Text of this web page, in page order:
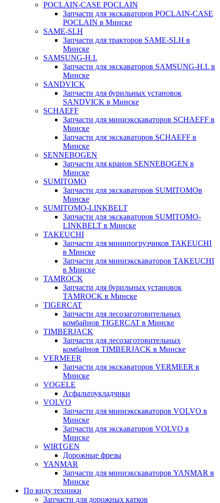
POCLAIN-CASE POCLAIN
Запчасти для экскаваторов POCLAIN-CASE
POCLAIN в Минске
SAME-SLH
Запчасти для тракторов SAME-SLH в
Минске
SAMSUNG-H.I.
Запчасти для экскаваторов SAMSUNG-H.I. в
Минске
SANDVICK
Запчасти для бурильных установок
SANDVICK в Минске
SCHAEFF
Запчасти для миниэкскаваторов SCHAEFF в
Минске
Запчасти для экскаваторов SCHAEFF в
Минске
SENNEBOGEN
Запчасти для кранов SENNEBOGEN в
Минске
SUMITOMO
Запчасти для экскаваторов SUMITOMOв
Минске
SUMITOMO-LINKBELT
Запчасти для экскаваторов SUMITOMO-
LINKBELT в Минске
TAKEUCHI
Запчасти для минипогрузчиков TAKEUCHI
в Минске
Запчасти для миниэкскаваторов TAKEUCHI
в Минске
TAMROCK
Запчасти для бурильных установок
TAMROCK в Минске
TIGERCAT
Запчасти для лесозаготовительных
комбайнов TIGERCAT в Минске
TIMBERJACK
Запчасти для лесозаготовительных
комбайнов TIMBERJACK в Минске
VERMEER
Запчасти для экскаваторов VERMEER в
Минске
VOGELE
Асфальтоукладчики
VOLVO
Запчасти для миниэкскаваторов VOLVO в
Минске
Запчасти для экскаваторов VOLVO в
Минске
WIRTGEN
Дорожные фрезы
YANMAR
Запчасти для миниэкскаваторов YANMAR в
Минске
По виду техники
Запчасти для дорожных катков